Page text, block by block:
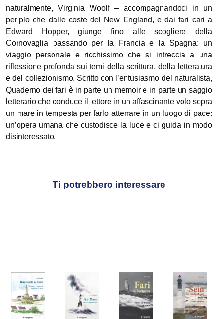
naturalmente, Virginia Woolf – accompagnandoci in un
periplo che dalle coste del New England, e dai fari cari a
Edward Hopper, giunge fino alle scogliere della
Cornovaglia passando per la Francia e la Spagna: un
viaggio personale e ricchissimo che si intreccia a una
riflessione profonda sui temi della scrittura, della letteratura
e del collezionismo. Scritto con l’entusiasmo del naturalista,
Quaderno dei fari è in parte un memoir e in parte un saggio
letterario che conduce il lettore in un affascinante volo sopra
un mare in tempesta per farlo atterrare in un luogo di pace:
un’opera umana che custodisce la luce e ci guida in modo
disinteressato.
Ti potrebbero interessare